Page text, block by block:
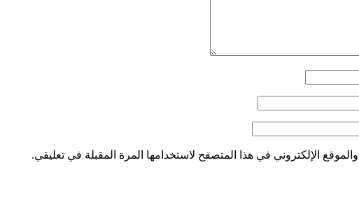
الإلكتروني في هذا المتصفح لاستخدامها المرة المقبلة في تعليقي.